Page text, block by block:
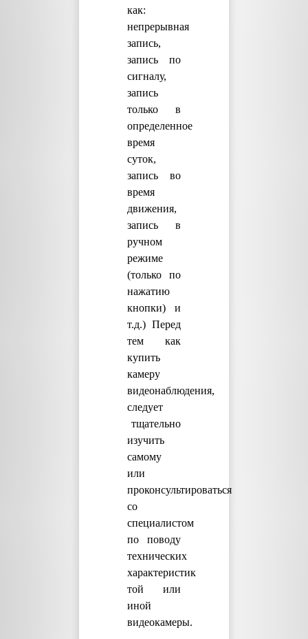
как:
непрерывная
запись,
запись по
сигналу,
запись
только в
определенное
время
суток,
запись во
время
движения,
запись в
ручном
режиме
(только по
нажатию
кнопки) и
т.д.) Перед
тем как
купить
камеру
видеонаблюдения,
следует
тщательно
изучить
самому
или
проконсультироваться
со
специалистом
по поводу
технических
характеристик
той или
иной
видеокамеры.